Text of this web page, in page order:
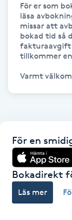
Gellack med
Gravidmassage
Gruppträning
H
Hatha Yoga
Headspa
För er som
läsa
missar att
bokad tid så
fakturaavgift
tillkommer
Varmt
För en
Bokadirekt
Läs mer